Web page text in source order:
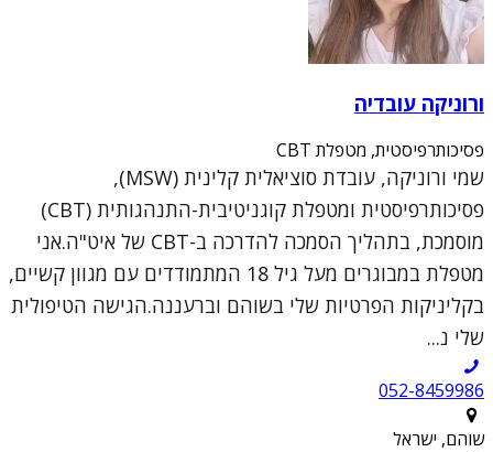
ורוניקה עובדיה
פסיכותרפיסטית, מטפלת CBT
שמי ורוניקה, עובדת סוציאלית קלינית (MSW),
פסיכותרפיסטית ומטפלת קוגניטיבית-התנהגותית (CBT)
מוסמכת, בתהליך הסמכה להדרכה ב-CBT של איט"ה.אני
מטפלת במבוגרים מעל גיל 18 המתמודדים עם מגוון קשיים,
בקליניקות הפרטיות שלי בשוהם וברעננה.הגישה הטיפולית
שלי נ...
052-8459986
שוהם, ישראל